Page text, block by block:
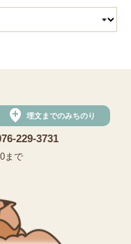
add_location 埋文までのみちのり
229-3731
まで